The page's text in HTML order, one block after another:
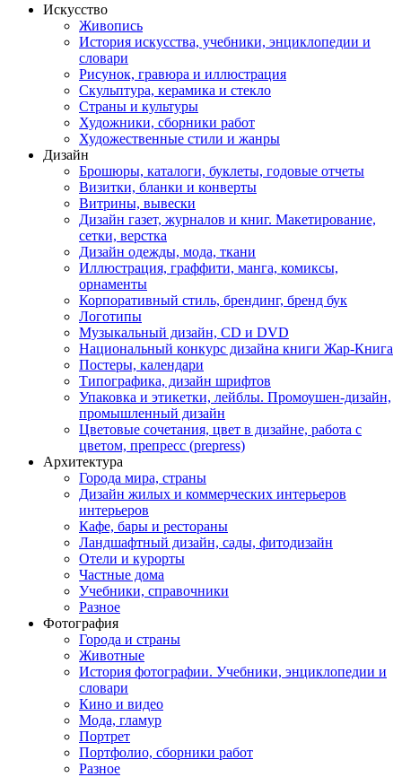
Искусство
Живопись
История искусства, учебники, энциклопедии и
словари
Рисунок, гравюра и иллюстрация
Скульптура, керамика и стекло
Страны и культуры
Художники, сборники работ
Художественные стили и жанры
Дизайн
Брошюры, каталоги, буклеты, годовые отчеты
Визитки, бланки и конверты
Витрины, вывески
Дизайн газет, журналов и книг. Макетирование,
сетки, верстка
Дизайн одежды, мода, ткани
Иллюстрация, граффити, манга, комиксы,
орнаменты
Корпоративный стиль, брендинг, бренд бук
Логотипы
Музыкальный дизайн, СD и DVD
Национальный конкурс дизайна книги Жар-Книга
Постеры, календари
Типографика, дизайн шрифтов
Упаковка и этикетки, лейблы. Промоушен-дизайн,
промышленный дизайн
Цветовые сочетания, цвет в дизайне, работа с
цветом, препресс (prepress)
Архитектура
Города мира, страны
Дизайн жилых и коммерческих интерьеров
интерьеров
Кафе, бары и рестораны
Ландшафтный дизайн, сады, фитодизайн
Отели и курорты
Частные дома
Учебники, справочники
Разное
Фотография
Города и страны
Животные
История фотографии. Учебники, энциклопедии и
словари
Кино и видео
Мода, гламур
Портрет
Портфолио, сборники работ
Разное